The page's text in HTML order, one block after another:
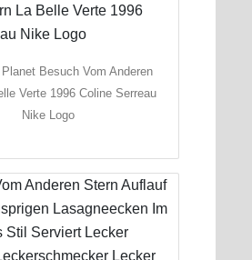
Besuch Vom Anderen
Verte 1996 Coline Serreau
Nike Logo